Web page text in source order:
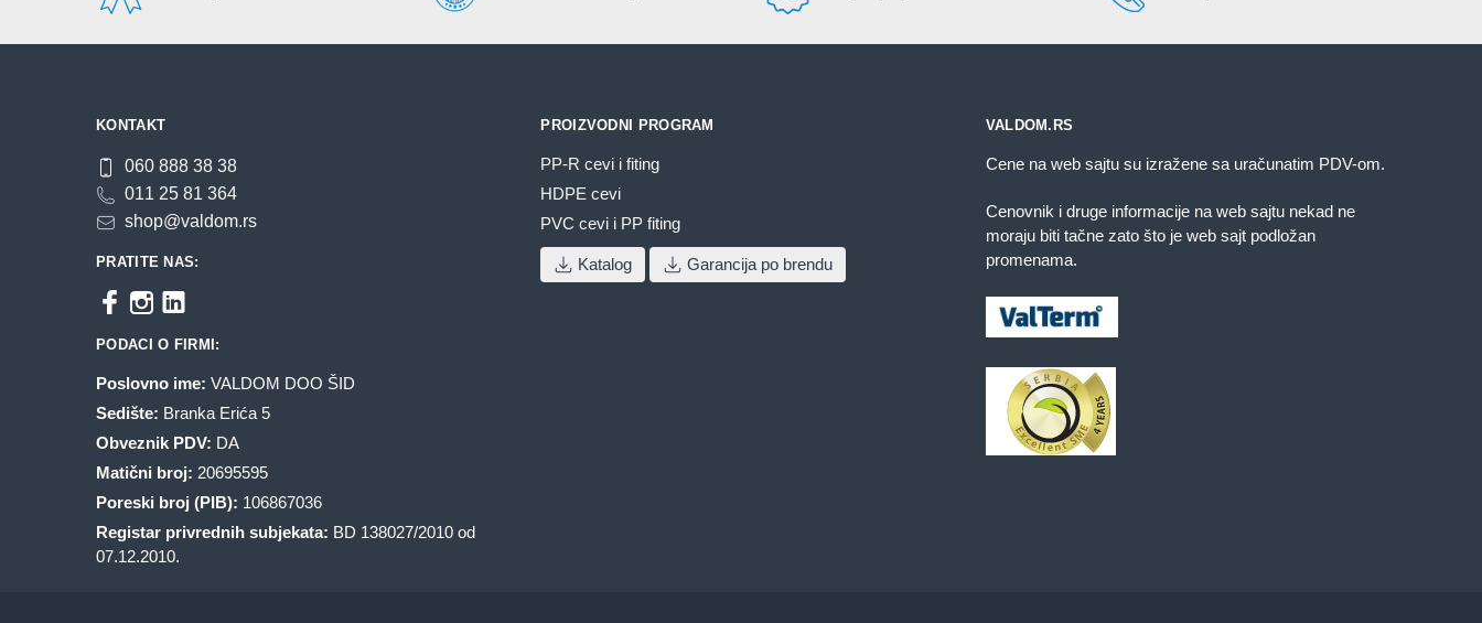
KONTAKT
060 888 38 38
011 25 81 364
shop@valdom.rs
PRATITE NAS:
PODACI O FIRMI:
Poslovno ime: VALDOM DOO ŠID
Sedište: Branka Erića 5
Obveznik PDV: DA
Matični broj: 20695595
Poreski broj (PIB): 106867036
Registar privrednih subjekata: BD 138027/2010 od
07.12.2010.
PROIZVODNI PROGRAM
PP-R cevi i fiting
HDPE cevi
PVC cevi i PP fiting
Katalog Garancija po brendu
VALDOM.RS
Cene na web sajtu su izražene sa uračunatim PDV-om.
Cenovnik i druge informacije na web sajtu nekad ne
moraju biti tačne zato što je web sajt podložan
promenama.